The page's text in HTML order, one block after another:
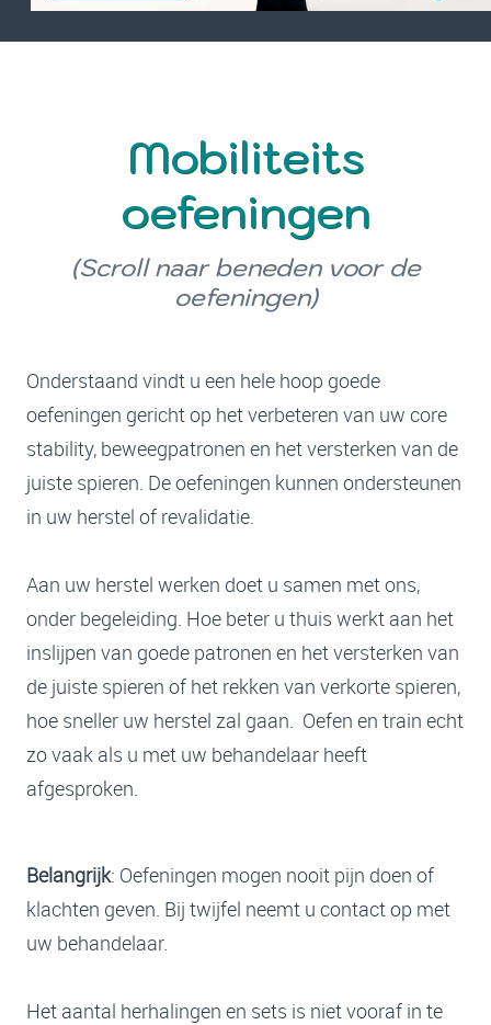
Mobiliteits
oefeningen
(Scroll naar beneden voor de
oefeningen)
Onderstaand vindt u een hele hoop goede
oefeningen gericht op het verbeteren van uw core
stability, beweegpatronen en het versterken van de
juiste spieren. De oefeningen kunnen ondersteunen
in uw herstel of revalidatie.
Aan uw herstel werken doet u samen met ons,
onder begeleiding. Hoe beter u thuis werkt aan het
inslijpen van goede patronen en het versterken van
de juiste spieren of het rekken van verkorte spieren,
hoe sneller uw herstel zal gaan. Oefen en train echt
zo vaak als u met uw behandelaar heeft
afgesproken.
Belangrijk: Oefeningen mogen nooit pijn doen of
klachten geven. Bij twijfel neemt u contact op met
uw behandelaar.
Het aantal herhalingen en sets is niet vooraf in te